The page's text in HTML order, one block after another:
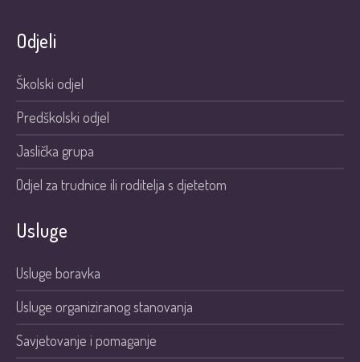
Odjeli
Školski odjel
Predškolski odjel
Jaslička grupa
Odjel za trudnice ili roditelja s djetetom
Usluge
Usluge boravka
Usluge organiziranog stanovanja
Savjetovanje i pomaganje